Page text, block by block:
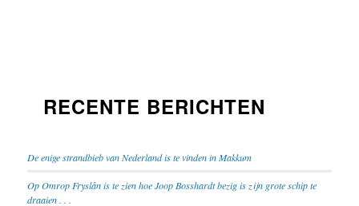
RECENTE BERICHTEN
De enige strandbieb van Nederland is te vinden in Makkum
Op Omrop Fryslân is te zien hoe Joop Bosshardt bezig is zijn grote schip te
draaien . . .